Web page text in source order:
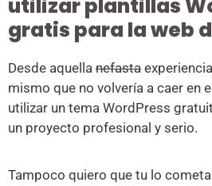
utilizar plantillas
gratis para la web
Desde aquella nefasta
mismo que no volvería a caer en
utilizar un tema WordPress
un proyecto profesional y serio.
Tampoco quiero que tu lo